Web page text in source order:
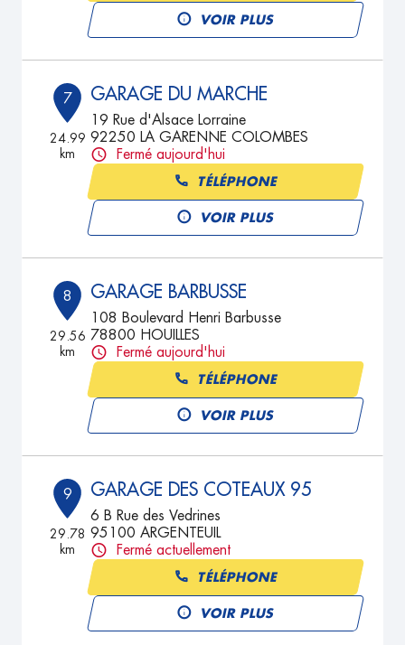
VOIR PLUS
7
24.99
km
GARAGE DU MARCHE
19 Rue d'Alsace Lorraine
92250 LA GARENNE COLOMBES
Fermé aujourd'hui
TÉLÉPHONE
VOIR PLUS
8
29.56
km
GARAGE BARBUSSE
108 Boulevard Henri Barbusse
78800 HOUILLES
Fermé aujourd'hui
TÉLÉPHONE
VOIR PLUS
9
29.78
km
GARAGE DES COTEAUX 95
6 B Rue des Vedrines
95100 ARGENTEUIL
Fermé actuellement
TÉLÉPHONE
VOIR PLUS